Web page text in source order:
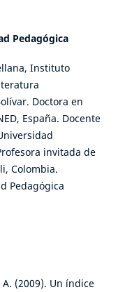
Pedagógica
Instituto
Doctora en
España. Docente
invitada de
Colombia.
Pedagógica
A. (2009). Un índice